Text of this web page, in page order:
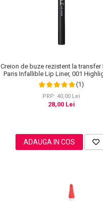
Creion de buze rezistent la transfer
Paris Infallible Lip Liner, 001
Point
(1)
PRP: 40,00 Lei
28,00 Lei
ADAUGA IN COS